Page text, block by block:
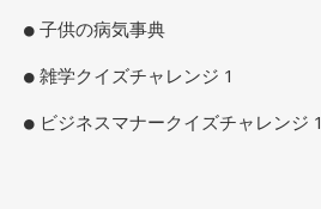
子供の病気事典
雑学クイズチャレンジ 1
ビジネスマナークイズチャレンジ 1